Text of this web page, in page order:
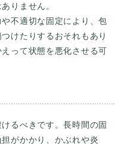
りません。
不適切な固定により、包
けたりするおそれもあり
って状態を悪化させる可
るべきです。長時間の固
がかかり、かぶれや炎